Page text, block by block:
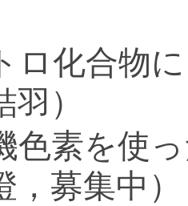
ロ化合物
）
色素を使
，募集中）